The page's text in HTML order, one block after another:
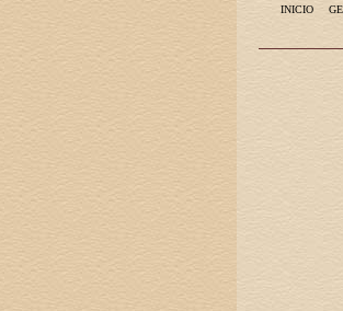
INICIO